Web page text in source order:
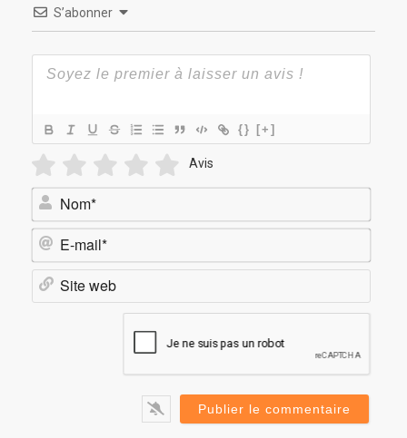
S’abonner
{} [+]
Avis
Nom*
E-